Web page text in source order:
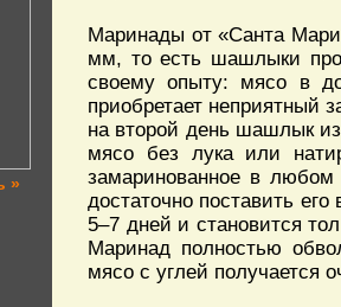
»
Маринады от «Санта
мм, то есть шашлыки
своему опыту: мясо в
приобретает неприятный
на второй день шашлык
мясо без лука или
замаринованное в
достаточно поставить
5–7 дней и становится
Маринад полностью
мясо с углей получается